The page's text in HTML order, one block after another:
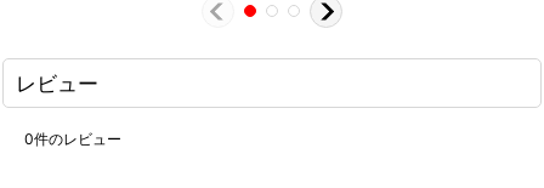
レビュー
0件のレビュー